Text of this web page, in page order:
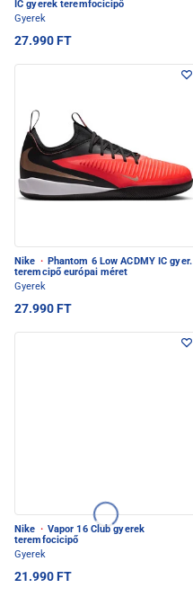
IC gyerek teremfocicipő
Gyerek
27.990 FT
Nike · Phantom 6 Low ACDMY IC gyer.
teremcipő európai méret
Gyerek
27.990 FT
Nike · Vapor 16 Club gyerek
teremfocicipő
Gyerek
21.990 FT